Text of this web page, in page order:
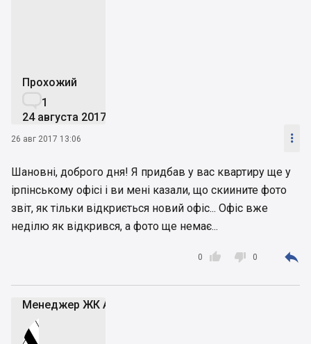
Прохожий
1
24 августа 2017
26 авг 2017 13:06 
Шановні, доброго дня! Я придбав у вас квартиру ще у
ірпінському офісі і ви мені казали, що скиините фото
звіт, як тільки відкриється новий офіс... Офіс вже
неділю як відкрився, а фото ще немає...

0  0 
Менеджер ЖК Атмосфера